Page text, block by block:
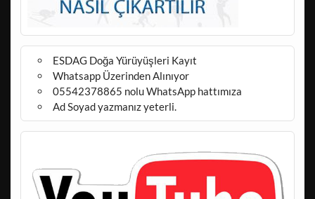
ESDAG Doğa Yürüyüşleri Kayıt
Whatsapp Üzerinden Alınıyor
05542378865 nolu WhatsApp hattımıza
Ad Soyad yazmanız yeterli.